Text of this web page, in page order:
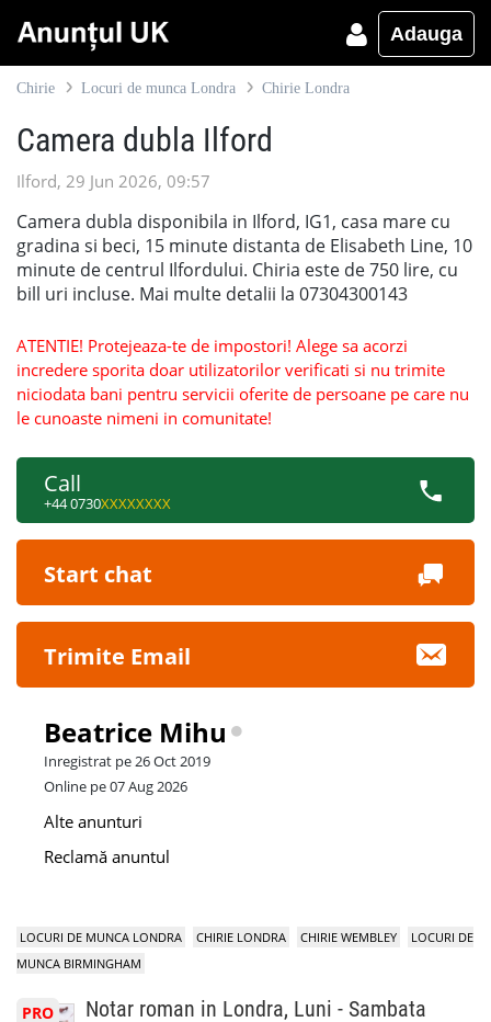
Adauga
Chirie Locuri de munca Londra Chirie Londra
Camera dubla Ilford
Ilford, 29 Jun 2026, 09:57
Camera dubla disponibila in Ilford, IG1, casa mare cu
gradina si beci, 15 minute distanta de Elisabeth Line, 10
minute de centrul Ilfordului. Chiria este de 750 lire, cu
bill uri incluse. Mai multe detalii la 07304300143
ATENTIE! Protejeaza-te de impostori! Alege sa acorzi
incredere sporita doar utilizatorilor verificati si nu trimite
niciodata bani pentru servicii oferite de persoane pe care nu
le cunoaste nimeni in comunitate!
Call
+44 0730XXXXXXXX
Start chat
Trimite Email
Beatrice Mihu
Inregistrat pe 26 Oct 2019
Online pe 07 Aug 2026
Alte anunturi
Reclamă anuntul
LOCURI DE MUNCA LONDRA CHIRIE LONDRA CHIRIE WEMBLEY
LOCURI DE
MUNCA BIRMINGHAM
PRO Notar roman in Londra, Luni - Sambata